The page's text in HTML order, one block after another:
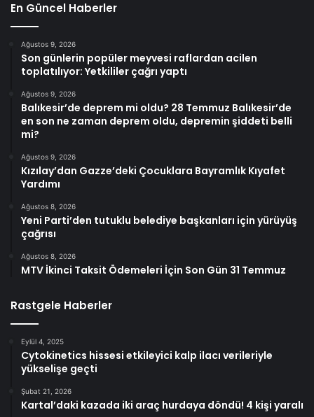
En Güncel Haberler
Ağustos 9, 2026
Son günlerin popüler meyvesi raflardan acilen
toplatılıyor: Yetkililer çağrı yaptı
Ağustos 9, 2026
Balıkesir’de deprem mi oldu? 28 Temmuz Balıkesir’de
en son ne zaman deprem oldu, depremin şiddeti belli
mi?
Ağustos 9, 2026
Kızılay’dan Gazze’deki Çocuklara Bayramlık Kıyafet
Yardımı
Ağustos 8, 2026
Yeni Parti’den tutuklu belediye başkanları için yürüyüş
çağrısı
Ağustos 8, 2026
MTV İkinci Taksit Ödemeleri İçin Son Gün 31 Temmuz
Rastgele Haberler
Eylül 4, 2025
Cytokinetics hissesi etkileyici kalp ilacı verileriyle
yükselişe geçti
Şubat 21, 2026
Kartal’daki kazada iki araç hurdaya döndü! 4 kişi yaralı